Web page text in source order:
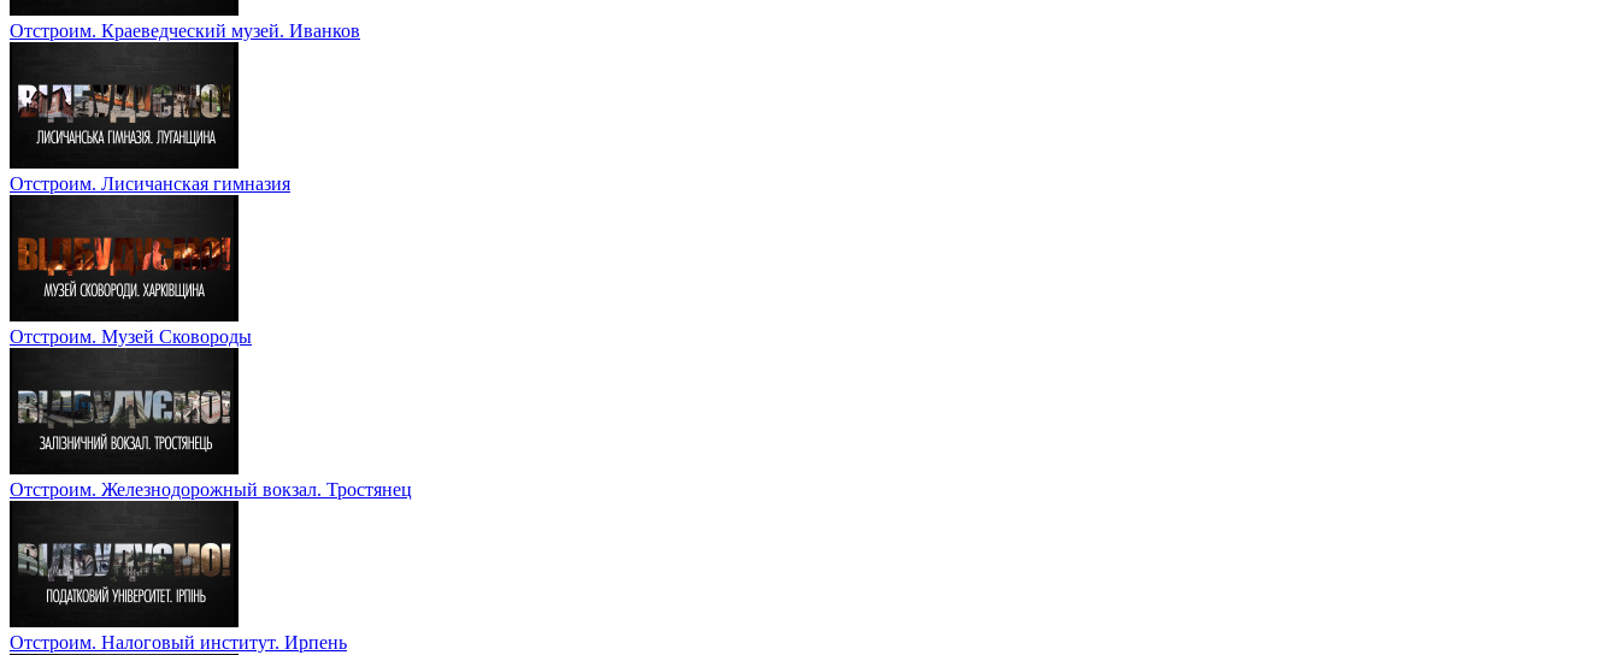
Отстроим. Краеведческий музей. Иванков
Отстроим. Лисичанская гимназия
Отстроим. Музей Сковороды
Отстроим. Железнодорожный вокзал. Тростянец
Отстроим. Налоговый институт. Ирпень